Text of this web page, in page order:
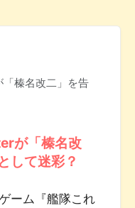
榛名改二」を告
が「榛名改
して迷彩？
ーム『艦隊これ